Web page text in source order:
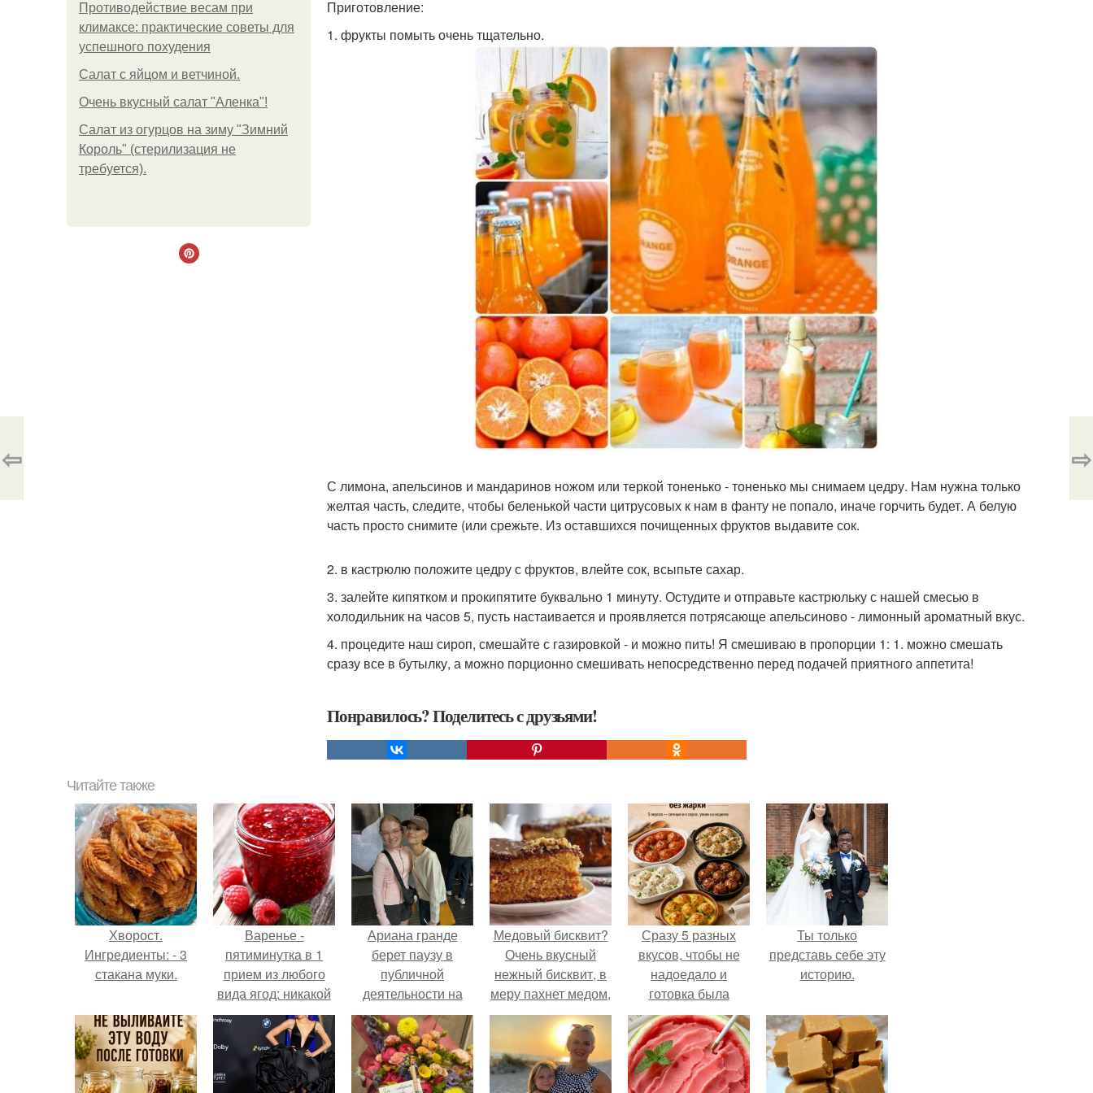
Противодействие весам при
климаксе: практические советы для
успешного похудения
Салат с яйцом и ветчиной.
Очень вкусный салат "Аленка"!
Салат из огурцов на зиму "Зимний
Король" (стерилизация не
требуется).
Приготовление:
1. фрукты помыть очень тщательно.
С лимона, апельсинов и мандаринов ножом или теркой тоненько - тоненько мы снимаем цедру. Нам нужна только
желтая часть, следите, чтобы беленькой части цитрусовых к нам в фанту не попало, иначе горчить будет. А белую
часть просто снимите (или срежьте. Из оставшихся почищенных фруктов выдавите сок.
2. в кастрюлю положите цедру с фруктов, влейте сок, всыпьте сахар.
3. залейте кипятком и прокипятите буквально 1 минуту. Остудите и отправьте кастрюльку с нашей смесью в
холодильник на часов 5, пусть настаивается и проявляется потрясающе апельсиново - лимонный ароматный вкус.
4. процедите наш сироп, смешайте с газировкой - и можно пить! Я смешиваю в пропорции 1: 1. можно смешать
сразу все в бутылку, а можно порционно смешивать непосредственно перед подачей приятного аппетита!
Понравилось? Поделитесь с друзьями!
⇦ ⇨
Читайте также
Хворост.
Ингредиенты: - 3
стакана муки.
Варенье -
пятиминутка в 1
прием из любого
вида ягод: никакой
длительной варки,
все витамины на
месте!
Ариана гранде
берет паузу в
публичной
деятельности на
фоне слухов о
своем здоровье.
Медовый бисквит?
Очень вкусный
нежный бисквит, в
меру пахнет медом,
тает во рту!
Сразу 5 разных
вкусов, чтобы не
надоедало и
готовка была
проще.
Ты только
представь себе эту
историю.